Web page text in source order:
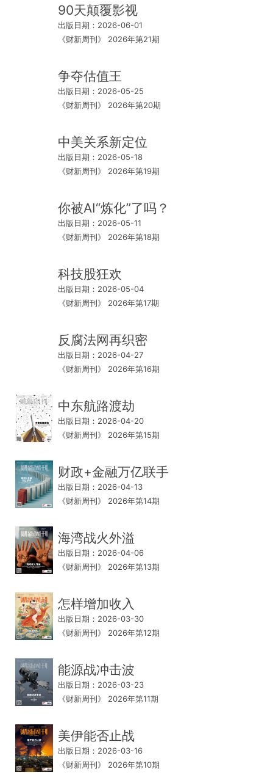
90天颠覆影视
出版日期：2026-06-01
《财新周刊》 2026年第21期
争夺估值王
出版日期：2026-05-25
《财新周刊》 2026年第20期
中美关系新定位
出版日期：2026-05-18
《财新周刊》 2026年第19期
你被AI“炼化”了吗？
出版日期：2026-05-11
《财新周刊》 2026年第18期
科技股狂欢
出版日期：2026-05-04
《财新周刊》 2026年第17期
反腐法网再织密
出版日期：2026-04-27
《财新周刊》 2026年第16期
中东航路渡劫
出版日期：2026-04-20
《财新周刊》 2026年第15期
财政+金融万亿联手
出版日期：2026-04-13
《财新周刊》 2026年第14期
海湾战火外溢
出版日期：2026-04-06
《财新周刊》 2026年第13期
怎样增加收入
出版日期：2026-03-30
《财新周刊》 2026年第12期
能源战冲击波
出版日期：2026-03-23
《财新周刊》 2026年第11期
美伊能否止战
出版日期：2026-03-16
《财新周刊》 2026年第10期